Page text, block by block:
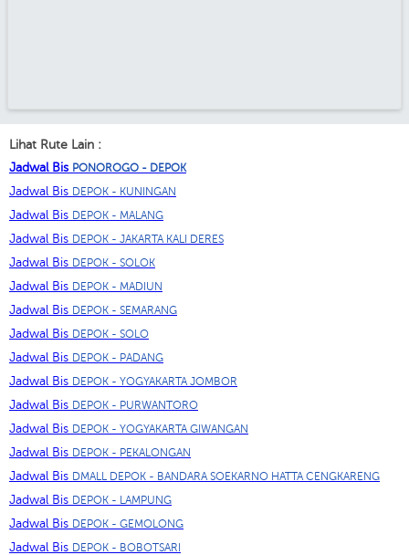
Lihat Rute Lain :
Jadwal Bis PONOROGO - DEPOK
Jadwal Bis DEPOK - KUNINGAN
Jadwal Bis DEPOK - MALANG
Jadwal Bis DEPOK - JAKARTA KALI DERES
Jadwal Bis DEPOK - SOLOK
Jadwal Bis DEPOK - MADIUN
Jadwal Bis DEPOK - SEMARANG
Jadwal Bis DEPOK - SOLO
Jadwal Bis DEPOK - PADANG
Jadwal Bis DEPOK - YOGYAKARTA JOMBOR
Jadwal Bis DEPOK - PURWANTORO
Jadwal Bis DEPOK - YOGYAKARTA GIWANGAN
Jadwal Bis DEPOK - PEKALONGAN
Jadwal Bis DMALL DEPOK - BANDARA SOEKARNO HATTA CENGKARENG
Jadwal Bis DEPOK - LAMPUNG
Jadwal Bis DEPOK - GEMOLONG
Jadwal Bis DEPOK - BOBOTSARI